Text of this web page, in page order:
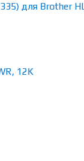
для Brother